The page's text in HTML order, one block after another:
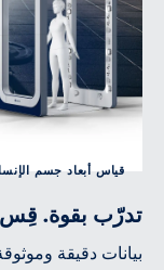
قياس أبعاد جسم
تدرّب بقوة. قِس
بيانات دقيقة